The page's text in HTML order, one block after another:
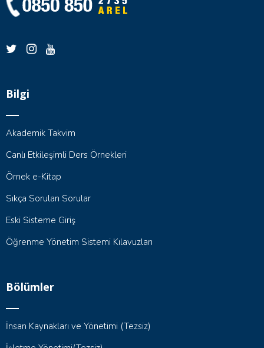
Bilgi
Akademik Takvim
Canlı Etkileşimli Ders Örnekleri
Örnek e-Kitap
Sıkça Sorulan Sorular
Eski Sisteme Giriş
Öğrenme Yönetim Sistemi Kılavuzları
Bölümler
İnsan Kaynakları ve Yönetimi (Tezsiz)